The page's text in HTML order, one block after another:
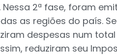
Nessa 2ª fase, foram
as regiões do país.
despesas num total
reduziram seu